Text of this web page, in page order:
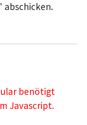
benötigt
Javascript.